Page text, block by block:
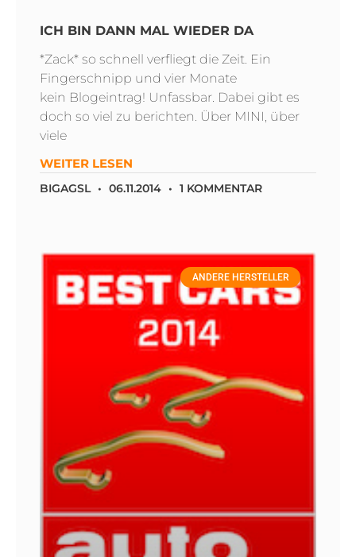
ICH BIN DANN MAL WIEDER DA
*Zack* so schnell verfliegt die Zeit. Ein
Fingerschnipp und vier Monate
kein Blogeintrag! Unfassbar. Dabei gibt es
doch so viel zu berichten. Über MINI, über
viele
WEITER LESEN
BIGAGSL 06.11.2014 1 KOMMENTAR
ANDERE HERSTELLER